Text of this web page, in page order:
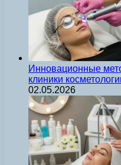
Инновационные
клиники
02.05.2026